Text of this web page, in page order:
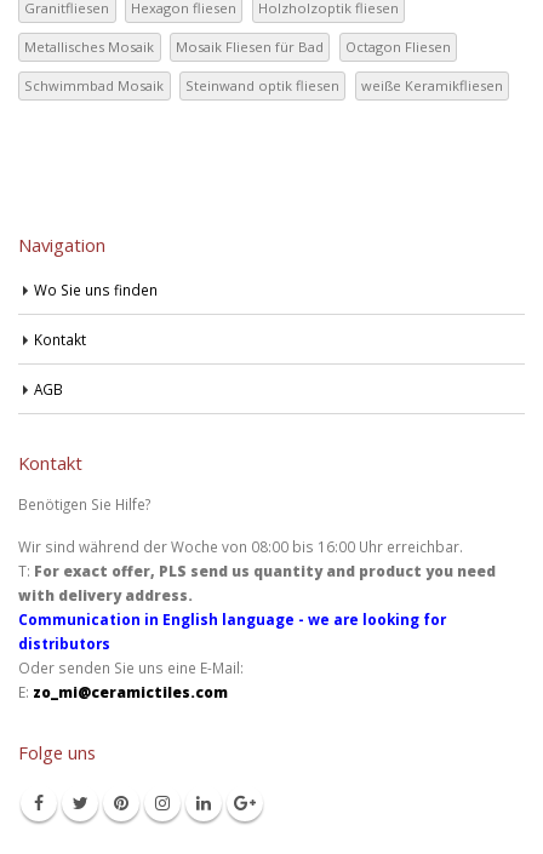
Granitfliesen Hexagon fliesen Holzholzoptik fliesen
Metallisches Mosaik Mosaik Fliesen für Bad Octagon Fliesen
Schwimmbad Mosaik Steinwand optik fliesen weiße Keramikfliesen
Navigation
Wo Sie uns finden
Kontakt
AGB
Kontakt
Benötigen Sie Hilfe?
Wir sind während der Woche von 08:00 bis 16:00 Uhr erreichbar.
T: For exact offer, PLS send us quantity and product you need
with delivery address.
Communication in English language - we are looking for
distributors
Oder senden Sie uns eine E-Mail:
E: zo_mi@ceramictiles.com
Folge uns